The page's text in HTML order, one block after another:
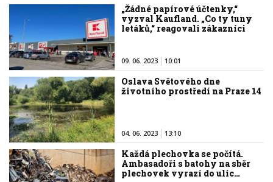
„Žádné papírové účtenky,“
vyzval Kaufland. „Co ty tuny
letáků,“ reagovali zákazníci
09. 06. 2023 10:01
Oslava Světového dne
životního prostředí na Praze 14
04. 06. 2023 13:10
Každá plechovka se počítá.
Ambasadoři s batohy na sběr
plechovek vyrazí do ulic…